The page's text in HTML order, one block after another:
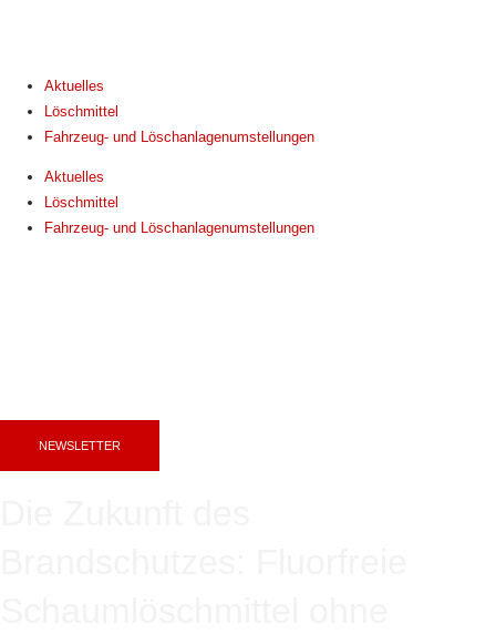
Aktuelles
Löschmittel
Fahrzeug- und Löschanlagenumstellungen
Aktuelles
Löschmittel
Fahrzeug- und Löschanlagenumstellungen
NEWSLETTER